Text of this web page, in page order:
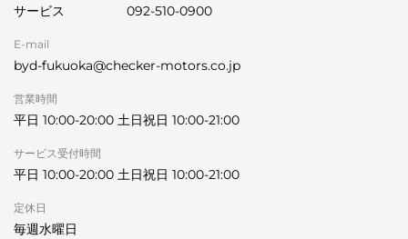
サービス
092-510-0900
E-mail
byd-fukuoka@checker-motors.co.jp
営業時間
平日 10:00-20:00 土日祝日 10:00-21:00
サービス受付時間
平日 10:00-20:00 土日祝日 10:00-21:00
定休日
毎週水曜日